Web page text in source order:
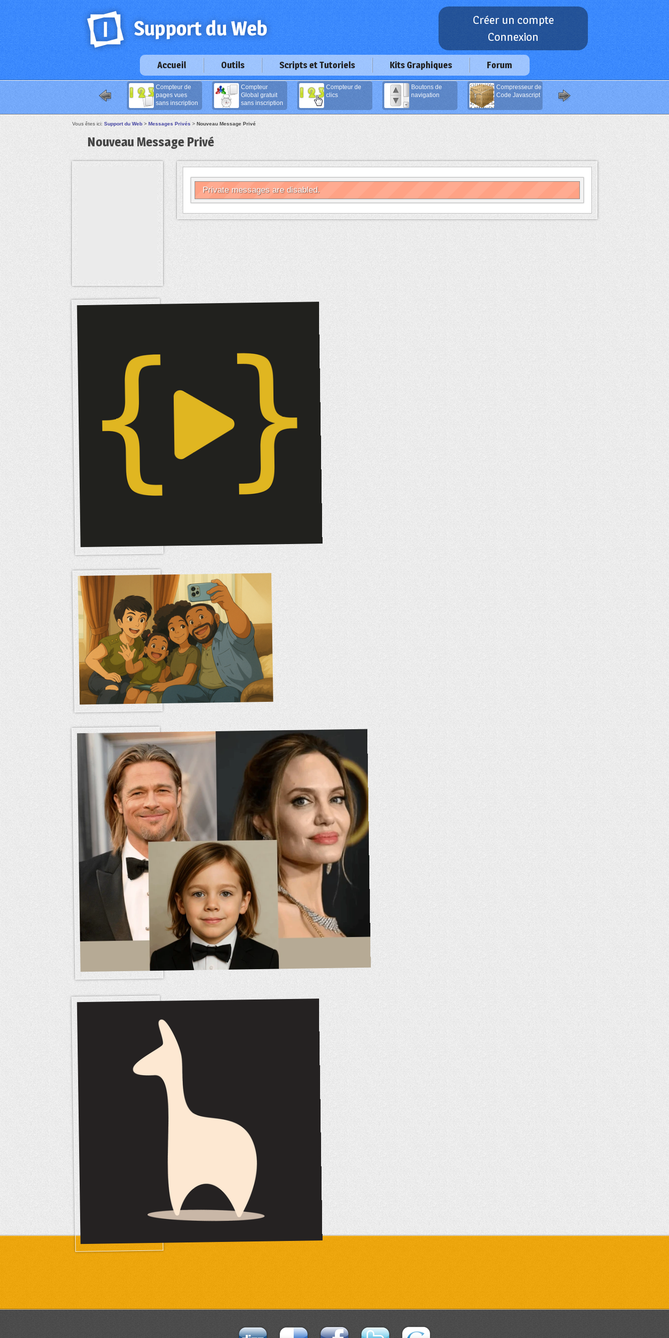
Créer un compte
Connexion
Accueil Outils Scripts et Tutoriels Kits Graphiques Forum
Compteur de
pages vues
sans inscription
Compteur
Global gratuit
sans inscription
Compteur de
clics
Boutons de
navigation
Compresseur de
Code Javascript
Vous êtes ici: Support du Web> Messages Privés > Nouveau Message Privé
Nouveau Message Privé
Private messages are disabled.